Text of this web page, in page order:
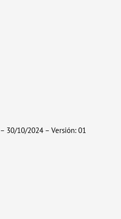
30/10/2024 – Versión: 01